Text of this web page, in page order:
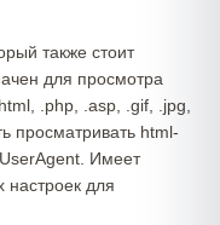
также стоит
для просмотра
.php, .asp, .gif, .jpg,
просматривать html-
Имеет
для